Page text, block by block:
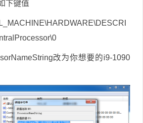
下键值
改为你想要的i9-1090